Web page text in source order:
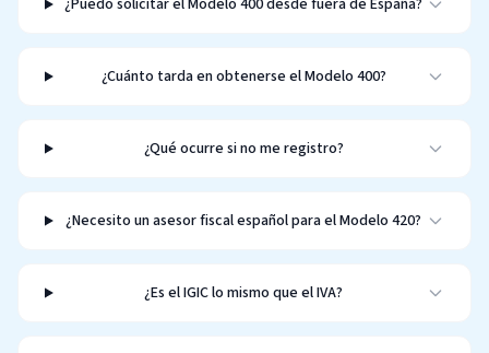
¿Puedo solicitar el Modelo 400 desde fuera de España?
¿Cuánto tarda en obtenerse el Modelo 400?
¿Qué ocurre si no me registro?
¿Necesito un asesor fiscal español para el Modelo 420?
¿Es el IGIC lo mismo que el IVA?